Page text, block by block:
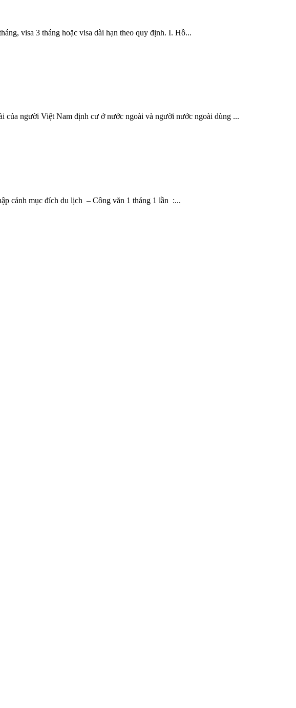
visa 3 tháng hoặc visa dài hạn theo quy định. I. Hồ...
người Việt Nam định cư ở nước ngoài và người nước ngoài dùng ...
cảnh mục đích du lịch – Công văn 1 tháng 1 lần :...